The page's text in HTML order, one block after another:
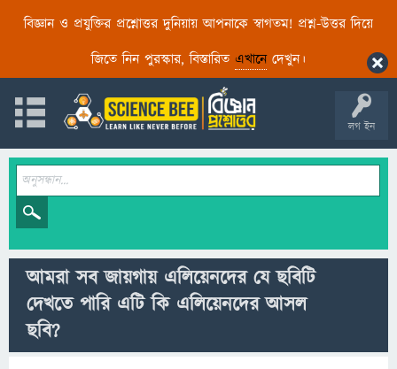
বিজ্ঞান ও প্রযুক্তির প্রশ্নোত্তর দুনিয়ায় আপনাকে স্বাগতম! প্রশ্ন-উত্তর দিয়ে
জিতে নিন পুরস্কার, বিস্তারিত এখানেদেখুন।
লগ ইন
আমরা সব জায়গায় এলিয়েনদের যে ছবিটি
দেখতে পারি এটি কি এলিয়েনদের আসল
ছবি?